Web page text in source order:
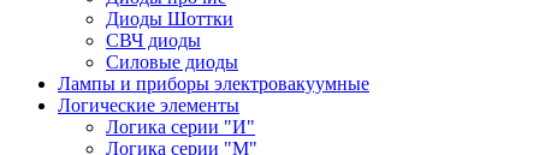
Диоды Шоттки
СВЧ диоды
Силовые диоды
Лампы и приборы электровакуумные
Логические элементы
Логика серии "И"
Логика серии "М"